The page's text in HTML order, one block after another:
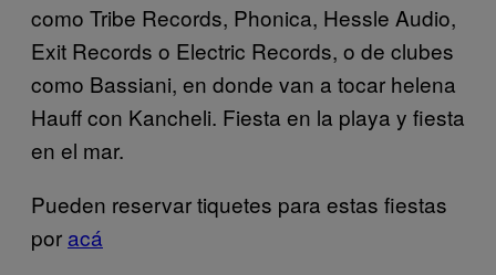
como Tribe Records, Phonica, Hessle Audio,
Exit Records o Electric Records, o de clubes
como Bassiani, en donde van a tocar helena
Hauff con Kancheli. Fiesta en la playa y fiesta
en el mar.
Pueden reservar tiquetes para estas fiestas
por acá